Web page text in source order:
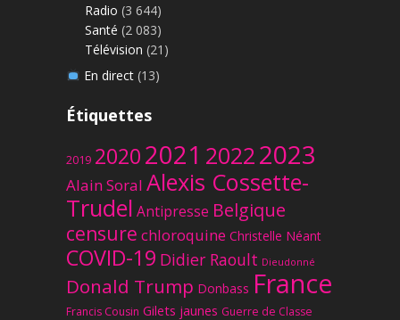
Radio (3 644)
Santé (2 083)
Télévision (21)
En direct(13)
Étiquettes
2019 20202021 20222023
Alain Soral Alexis Cossette-
Trudel Antipresse Belgique
censure chloroquine Christelle Néant
COVID-19 Didier Raoult Dieudonné
Donald Trump Donbass France
Francis Cousin Gilets jaunes Guerre de Classe